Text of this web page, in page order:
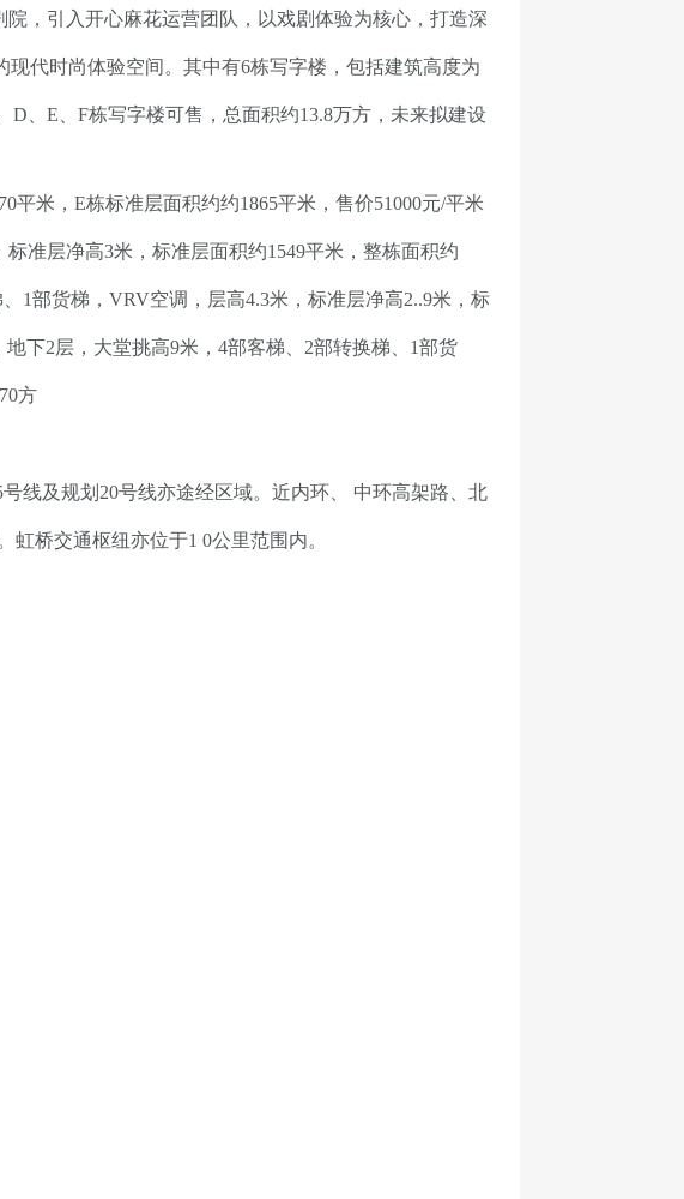
，引入开心麻花运营团队，以戏剧体验为核心，打造深
代时尚体验空间。其中有6栋写字楼，包括建筑高度为
、E、F栋写字楼可售，总面积约13.8万方，未来拟建设
米，E栋标准层面积约约1865平米，售价51000元/平米
准层净高3米，标准层面积约1549平米，整栋面积约
1部货梯，VRV空调，层高4.3米，标准层净高2..9米，标
下2层，大堂挑高9米，4部客梯、2部转换梯、1部货
方
线及规划20号线亦途经区域。近内环、 中环高架路、北
桥交通枢纽亦位于1 0公里范围内。